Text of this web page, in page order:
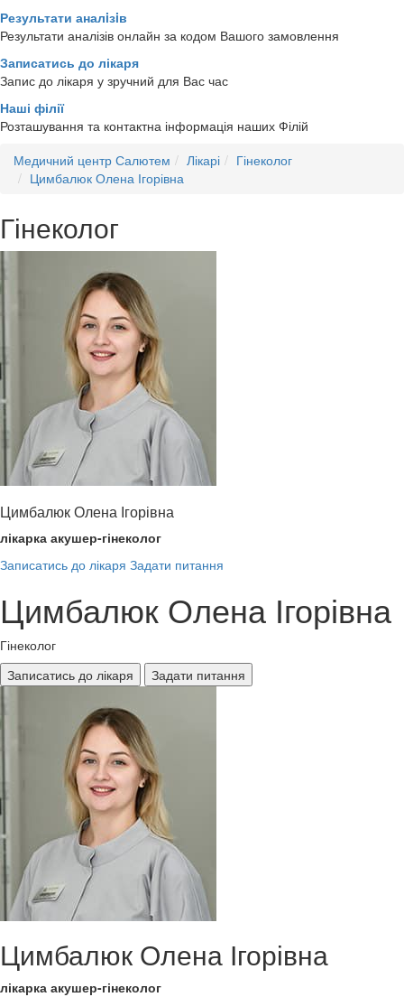
Результати аналiзiв
Результати аналізів онлайн за кодом Вашого замовлення
Записатись до лікаря
Запис до лікаря у зручний для Вас час
Наші філії
Розташування та контактна інформація наших Філій
Медичний центр Салютем
Лікарі
Гінеколог
Цимбалюк Олена Ігорівна
Гінеколог
Цимбалюк Олена Ігорівна
лікарка акушер-гінеколог
Записатись до лікаря Задати питання
Цимбалюк Олена Ігорівна
Гінеколог
Записатись до лікаря
Задати питання
Цимбалюк Олена Ігорівна
лікарка акушер-гінеколог